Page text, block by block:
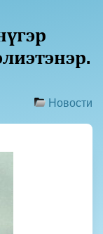
Новости